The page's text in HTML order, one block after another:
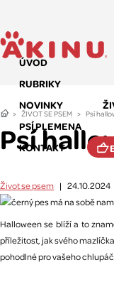
ÚVOD
RUBRIKY
NOVINKY
PSÍ PLEMENA
KONTAKT
ŽIVOT SE PSEM Psí
Psí
Život se psem | 24.10.2024
Halloween se blíží a to
příležitost, jak svého
pohodlné pro vašeho